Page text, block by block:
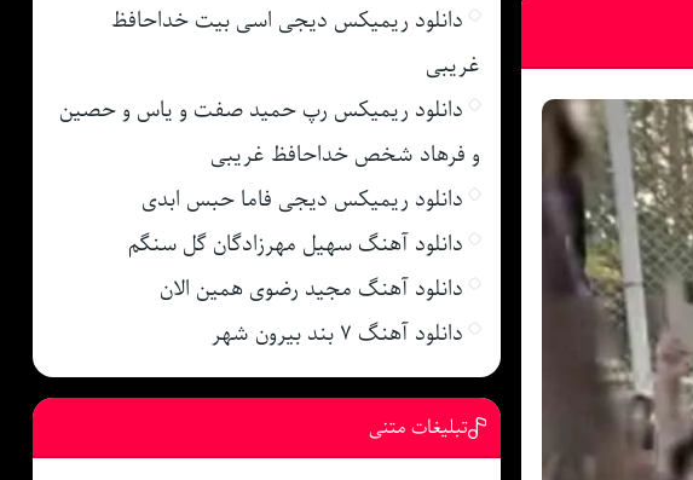
دانلود ریمیکس دیجی اسی بیت خداحافظ
غریبی
دانلود ریمیکس رپ حمید صفت و یاس و حصین
و فرهاد شخص خداحافظ غریبی
دانلود ریمیکس دیجی فاما حبس ابدی
دانلود آهنگ سهیل مهرزادگان گل سنگم
دانلود آهنگ مجید رضوی همین الان
دانلود آهنگ ۷ بند بیرون شهر
تبلیغات متنی